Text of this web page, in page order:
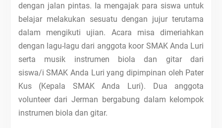
dengan jalan pintas. Ia mengajak para siswa untuk
belajar melakukan sesuatu dengan jujur terutama
dalam mengikuti ujian. Acara misa dimeriahkan
dengan lagu-lagu dari anggota koor SMAK Anda Luri
serta musik instrumen biola dan gitar dari
siswa/i SMAK Anda Luri yang dipimpinan oleh Pater
Kus (Kepala SMAK Anda Luri). Dua anggota
volunteer dari Jerman bergabung dalam kelompok
instrumen biola dan gitar.